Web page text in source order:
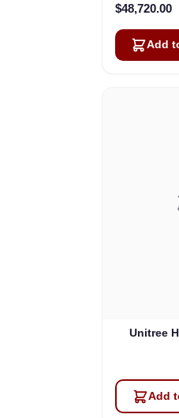
$48,720.00
Add
Unitree
Add